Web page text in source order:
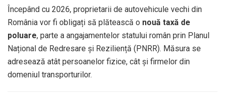
Începând cu 2026, proprietarii de autovehicule vechi din
România vor fi obligați să plătească o nouă taxă de
poluare, parte a angajamentelor statului român prin Planul
Național de Redresare și Reziliență (PNRR). Măsura se
adresează atât persoanelor fizice, cât și firmelor din
domeniul transporturilor.